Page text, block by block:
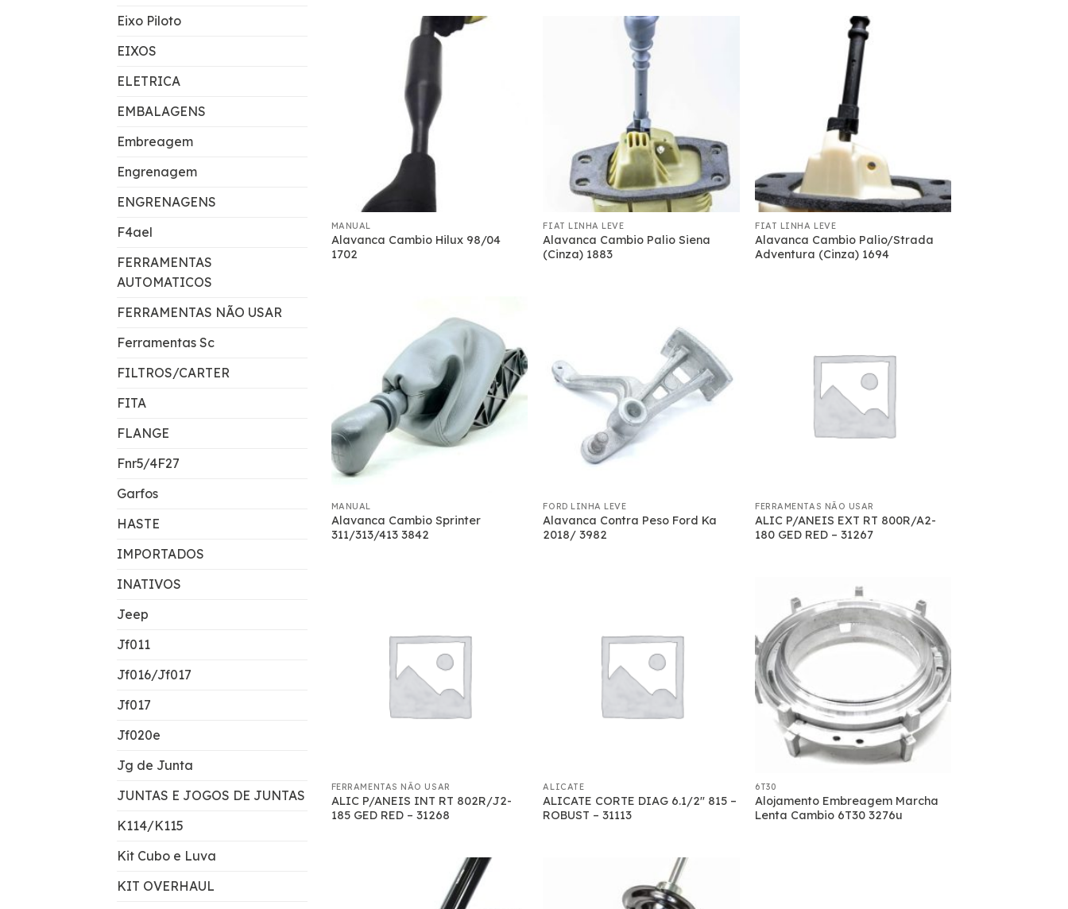
Eixo Piloto
EIXOS
ELETRICA
EMBALAGENS
Embreagem
Engrenagem
ENGRENAGENS
F4ael
FERRAMENTAS
AUTOMATICOS
FERRAMENTAS NÃO USAR
Ferramentas Sc
FILTROS/CARTER
FITA
FLANGE
Fnr5/4F27
Garfos
HASTE
IMPORTADOS
INATIVOS
Jeep
Jf011
Jf016/Jf017
Jf017
Jf020e
Jg de Junta
JUNTAS E JOGOS DE JUNTAS
K114/K115
Kit Cubo e Luva
KIT OVERHAUL
MANUAL
Alavanca Cambio Hilux 98/04
1702
FIAT LINHA LEVE
Alavanca Cambio Palio Siena
(Cinza) 1883
FIAT LINHA LEVE
Alavanca Cambio Palio/Strada
Adventura (Cinza) 1694
MANUAL
Alavanca Cambio Sprinter
311/313/413 3842
FORD LINHA LEVE
Alavanca Contra Peso Ford Ka
2018/ 3982
FERRAMENTAS NÃO USAR
ALIC P/ANEIS EXT RT 800R/A2-
180 GED RED – 31267
FERRAMENTAS NÃO USAR
ALIC P/ANEIS INT RT 802R/J2-
185 GED RED – 31268
ALICATE
ALICATE CORTE DIAG 6.1/2″ 815 –
ROBUST – 31113
6T30
Alojamento Embreagem Marcha
Lenta Cambio 6T30 3276u